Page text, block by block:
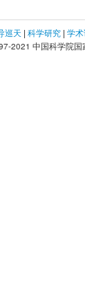
巡天 | 科学研究| 学术
2021 中国科学院